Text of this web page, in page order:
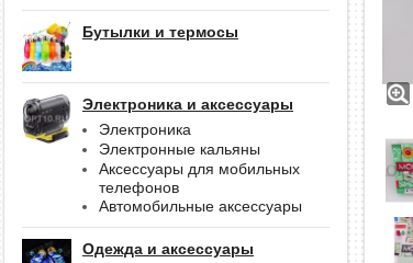
Бутылки и термосы
Электроника и аксессуары
Электроника
Электронные кальяны
Аксессуары для мобильных
телефонов
Автомобильные аксессуары
Одежда и аксессуары